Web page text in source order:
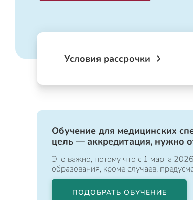
Условия рассрочки
Обучение для медицинских
цель — аккредитация, нужно
Это важно, потому что с 1 марта
образования, кроме случаев,
ПОДОБРАТЬ ОБУЧЕНИЕ